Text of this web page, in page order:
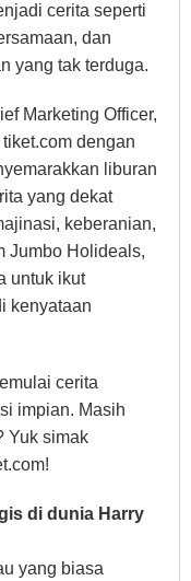
cerita seperti
dan
yang tak terduga.
Marketing Officer,
dengan
liburan
yang dekat
keberanian,
Jumbo Holideals,
untuk ikut
kenyataan
cerita
impian. Masih
Yuk simak
di dunia Harry
yang biasa